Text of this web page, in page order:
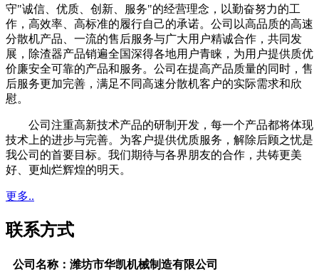
守"诚信、优质、创新、服务"的经营理念，以勤奋努力的工
作，高效率、高标准的履行自己的承诺。公司以高品质的高速
分散机产品、一流的售后服务与广大用户精诚合作，共同发
展，除渣器产品销遍全国深得各地用户青睐，为用户提供质优
价廉安全可靠的产品和服务。公司在提高产品质量的同时，售
后服务更加完善，满足不同高速分散机客户的实际需求和欣
慰。
公司注重高新技术产品的研制开发，每一个产品都将体现
技术上的进步与完善。为客户提供优质服务，解除后顾之忧是
我公司的首要目标。我们期待与各界朋友的合作，共铸更美
好、更灿烂辉煌的明天。
更多..
联系方式
公司名称：潍坊市华凯机械制造有限公司